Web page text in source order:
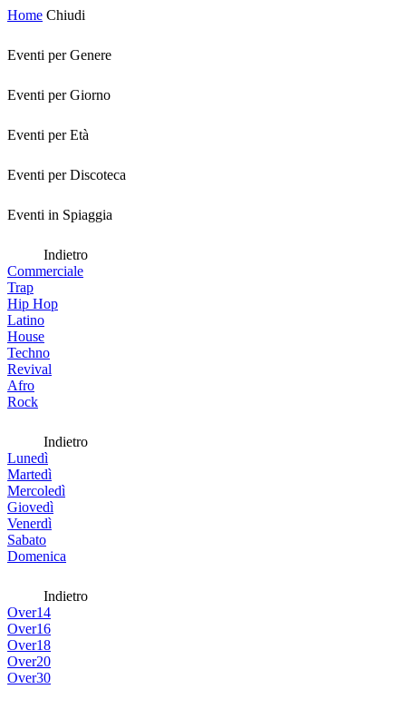
Home Chiudi
Eventi per Genere
Eventi per Giorno
Eventi per Età
Eventi per Discoteca
Eventi in Spiaggia
Indietro
Commerciale
Trap
Hip Hop
Latino
House
Techno
Revival
Afro
Rock
Indietro
Lunedì
Martedì
Mercoledì
Giovedì
Venerdì
Sabato
Domenica
Indietro
Over14
Over16
Over18
Over20
Over30